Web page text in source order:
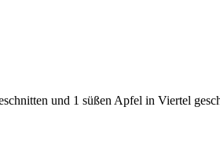
und 1 süßen Apfel in Viertel